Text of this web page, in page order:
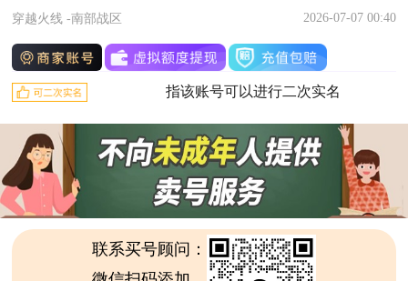
穿越火线 -南部战区 2026-07-07 00:40
指该账号可以进行二次实名
联系买号顾问：